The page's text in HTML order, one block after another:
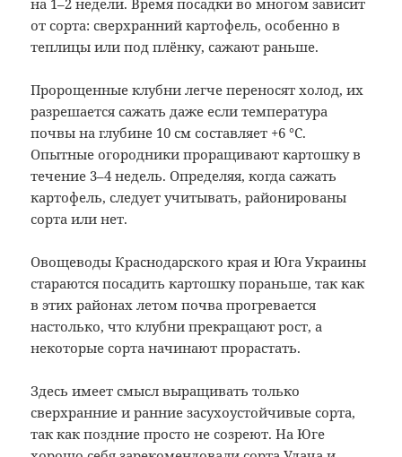
от сорта: сверхранний картофель, особенно в
теплицы или под плёнку, сажают раньше.
Пророщенные клубни легче переносят холод, их
разрешается сажать даже если температура
почвы на глубине 10 см составляет +6 °C.
Опытные огородники проращивают картошку в
течение 3–4 недель. Определяя, когда сажать
картофель, следует учитывать, районированы
сорта или нет.
Овощеводы Краснодарского края и Юга Украины
стараются посадить картошку пораньше, так как
в этих районах летом почва прогревается
настолько, что клубни прекращают рост, а
некоторые сорта начинают прорастать.
Здесь имеет смысл выращивать только
сверхранние и ранние засухоустойчивые сорта,
так как поздние просто не созреют. На Юге